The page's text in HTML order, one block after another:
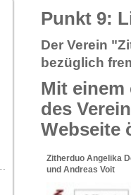
Punkt 9:
Der Verein
bezüglich
Mit
des
Webseite
Zitherduo Angelika
und Andreas Voit